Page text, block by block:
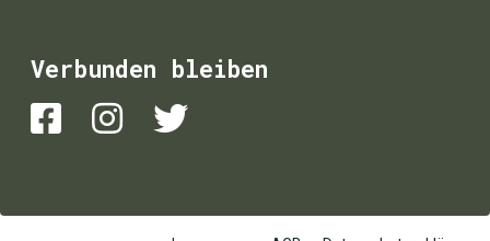
Verbunden bleiben